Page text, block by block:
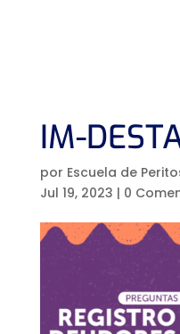
IM-
por Escuela de
Jul 19, 2023 | 0